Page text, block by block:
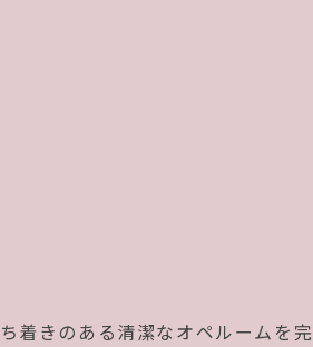
着きのある清潔なオペルームを完